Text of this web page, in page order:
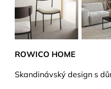
ROWICO HOME
Skandinávský design s